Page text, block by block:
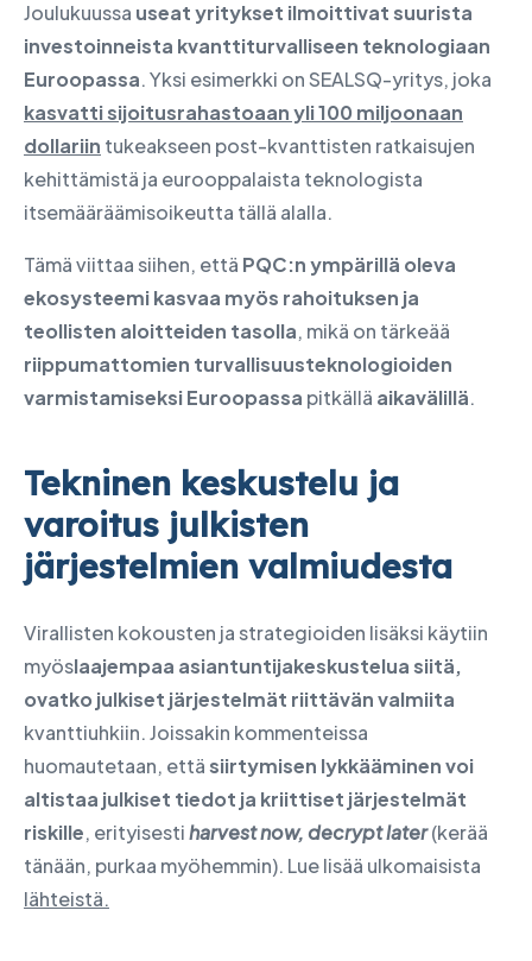
Joulukuussa useat yritykset ilmoittivat suurista
investoinneista kvanttiturvalliseen teknologiaan
Euroopassa. Yksi esimerkki on SEALSQ-yritys, joka
kasvatti sijoitusrahastoaan yli 100 miljoonaan
dollariin tukeakseen post-kvanttisten ratkaisujen
kehittämistä ja eurooppalaista teknologista
itsemääräämisoikeutta tällä alalla.
Tämä viittaa siihen, että PQC:n ympärillä oleva
ekosysteemi kasvaa myös rahoituksen ja
teollisten aloitteiden tasolla, mikä on tärkeää
riippumattomien turvallisuusteknologioiden
varmistamiseksi Euroopassa pitkällä aikavälillä.
Tekninen keskustelu ja
varoitus julkisten
järjestelmien valmiudesta
Virallisten kokousten ja strategioiden lisäksi käytiin
myöslaajempaa asiantuntijakeskustelua siitä,
ovatko julkiset järjestelmät riittävän valmiita
kvanttiuhkiin. Joissakin kommenteissa
huomautetaan, ettäsiirtymisen lykkääminen voi
altistaa julkiset tiedot ja kriittiset järjestelmät
riskille, erityisestiharvest now, decrypt later(kerää
tänään, purkaa myöhemmin). Lue lisää ulkomaisista
lähteistä.